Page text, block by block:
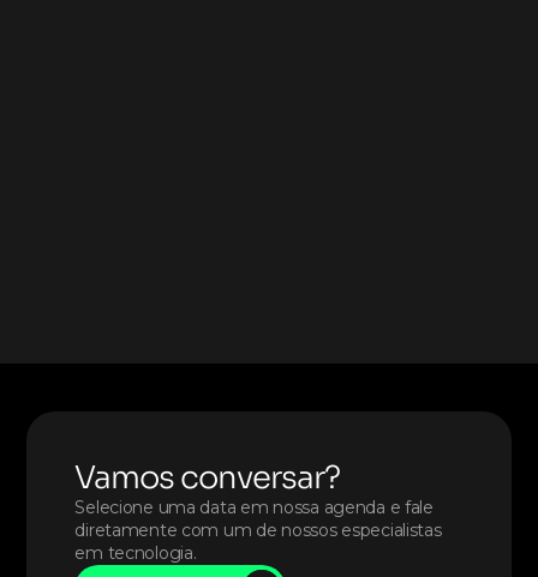
Vamos conversar?
Selecione uma data em nossa agenda e fale
diretamente com um de nossos especialistas
em tecnologia.
AGENDE AGORA